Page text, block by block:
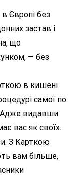
Європі без
застав і
що
— без
в кишені
самої по
Адже видавши
вас як своїх.
З Карткою
вам більше,